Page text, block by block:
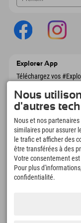
Explorer App
Téléchargez vos
réservations, liste de
des restaurants et
Téléchargez-le
L'heure des moments
166
Lacs de
piscines d'aventure
8.991
Nous
d'autres
Nous et nos
similaires pour assurer
le trafic et afficher des
être transférées à des
Votre consentement
Pour plus
confidentialité.